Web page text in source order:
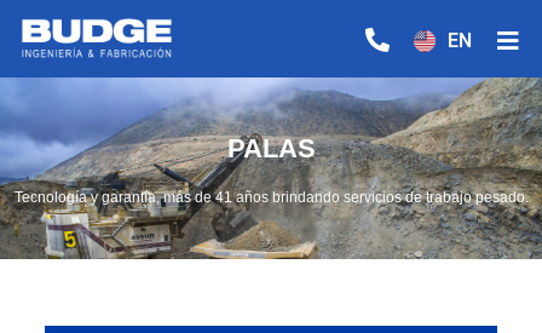
EN
PALAS
Tecnología y garantía, más de 41 años brindando servicios de trabajo pesado.